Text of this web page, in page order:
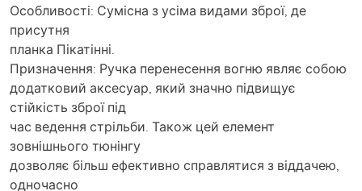
Особливості: Сумісна з усіма видами зброї, де
присутня
планка Пікатінні.
Призначення: Ручка перенесення вогню являє собою
додатковий аксесуар, який значно підвищує
стійкість зброї під
час ведення стрільби. Також цей елемент
зовнішнього тюнінгу
дозволяє більш ефективно справлятися з віддачею,
одночасно